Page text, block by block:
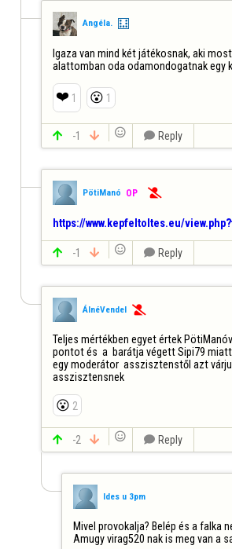
Angéla.
Igaza van mind két játékosnak, aki
alattomban oda odamondogatnak egy
❤️ 1 😮 1
 -1    Reply
PötiManó OP 
https://www.kepfeltoltes.eu/
 -1    Reply
ÁlnéVendel 
Teljes mértékben egyet értek
pontot és  a  barátja végett Sipi79 miatt
egy moderátor  asszisztenstől azt
asszisztensnek
😮 2
 -2    Reply
Ides u 3pm
Mivel provokalja? Belép és a falka
Amugy virag520 nak is meg van